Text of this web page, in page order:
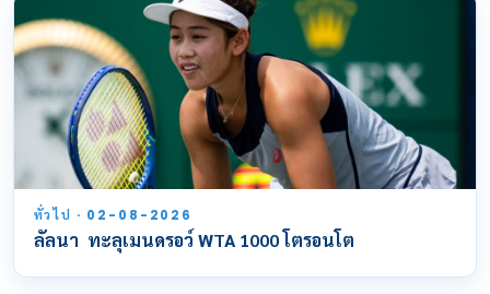
ทั่วไป · 02-08-2026
ลัลนา ทะลุเมนดรอว์ WTA 1000 โตรอนโต